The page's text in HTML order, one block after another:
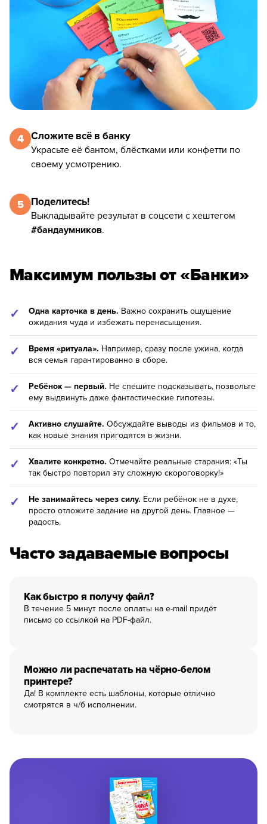
4 Сложите всё в банку
Украсьте её бантом, блёстками или конфетти по
своему усмотрению.
5 Поделитесь!
Выкладывайте результат в соцсети с хештегом
#бандаумников.
Максимум пользы от «Банки»
Одна карточка в день. Важно сохранить ощущение
ожидания чуда и избежать перенасыщения.
Время «ритуала». Например, сразу после ужина, когда
вся семья гарантированно в сборе.
Ребёнок — первый. Не спешите подсказывать, позвольте
ему выдвинуть даже фантастические гипотезы.
Активно слушайте. Обсуждайте выводы из фильмов и то,
как новые знания пригодятся в жизни.
Хвалите конкретно. Отмечайте реальные старания: «Ты
так быстро повторил эту сложную скороговорку!»
Не занимайтесь через силу. Если ребёнок не в духе,
просто отложите задание на другой день. Главное —
радость.
Часто задаваемые вопросы
Как быстро я получу файл?
В течение 5 минут после оплаты на e-mail придёт
письмо со ссылкой на PDF-файл.
Можно ли распечатать на чёрно-белом
принтере?
Да! В комплекте есть шаблоны, которые отлично
смотрятся в ч/б исполнении.
8 800 500-49-66
info@bandaumnikov.ru
«Банда умников» — студия образовательных технологий
2012 — 2026
Подписаться на рассылки